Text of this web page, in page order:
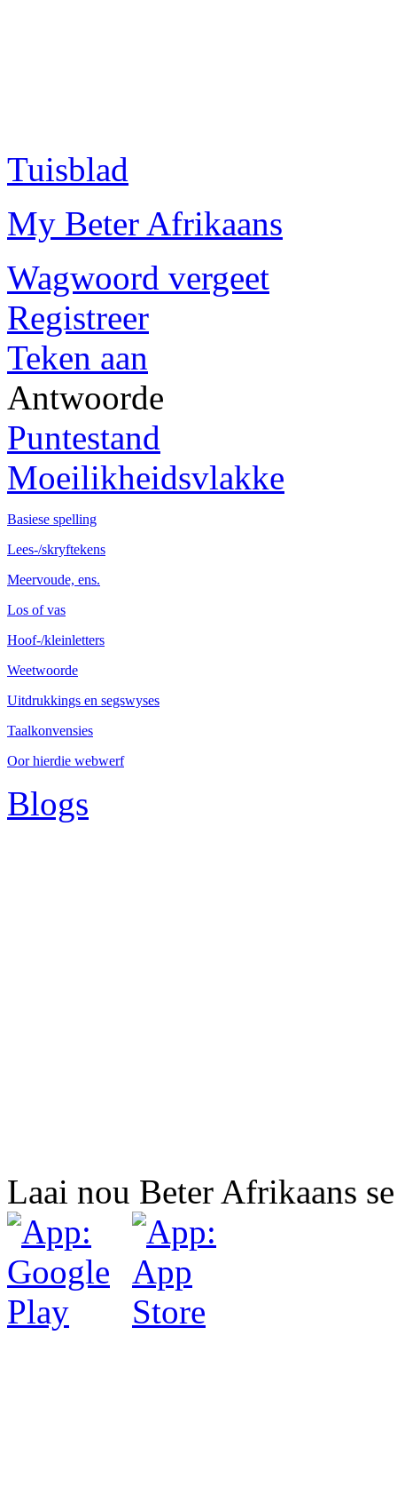
Tuisblad
My Beter Afrikaans
Wagwoord vergeet
Registreer
Teken aan
Antwoorde
Puntestand
Moeilikheidsvlakke
Basiese spelling
Lees-/skryftekens
Meervoude, ens.
Los of vas
Hoof-/kleinletters
Weetwoorde
Uitdrukkings en segswyses
Taalkonvensies
Oor hierdie webwerf
Blogs
Laai nou Beter Afrikaans